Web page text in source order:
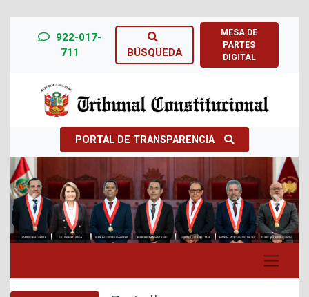
922-017-
711
BÚSQUEDA
MESA DE
PARTES
DIGITAL
PORTAL DE TRANSPARENCIA
Previous Next